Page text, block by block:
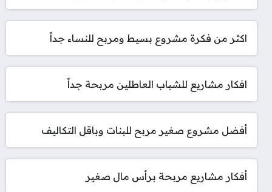
اكثر من فكرة مشروع بسيط ومربح للنساء جداً
افكار مشاريع للشباب العاطلين مربحة جداً
أفضل مشروع صغير مربح للبنات وباقل التكاليف
أفكار مشاريع مربحة برأس مال صغير